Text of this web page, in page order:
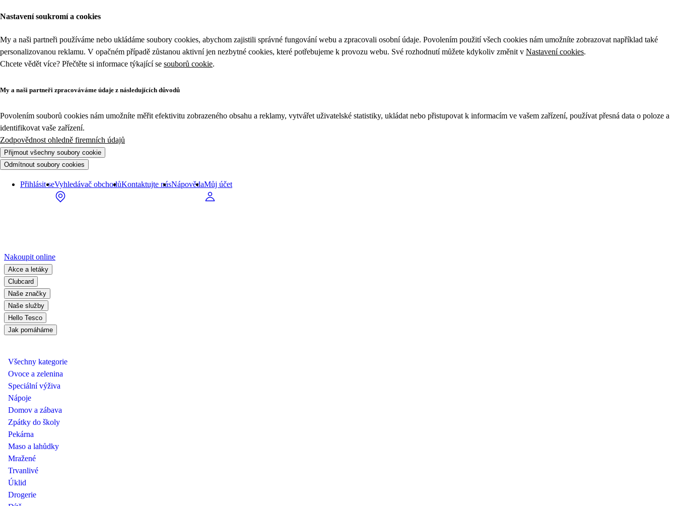
Nastavení soukromí a cookies
My a naši partneři používáme nebo ukládáme soubory cookies, abychom zajistili správné fungování webu a zpracovali osobní údaje. Povolením použití všech cookies nám umožníte zobrazovat například také
personalizovanou reklamu. V opačném případě zůstanou aktivní jen nezbytné cookies, které potřebujeme k provozu webu. Své rozhodnutí můžete kdykoliv změnit v Nastavení cookies.
Chcete vědět více? Přečtěte si informace týkající se souborů cookie.
My a naši partneři zpracováváme údaje z následujících důvodů
Povolením souborů cookies nám umožníte měřit efektivitu zobrazeného obsahu a reklamy, vytvářet uživatelské statistiky, ukládat nebo přistupovat k informacím ve vašem zařízení, používat přesná data o poloze a
identifikovat vaše zařízení.
Zodpovědnost ohledně firemních údajů
Přijmout všechny soubory cookie
Odmítnout soubory cookies
Přihlásit seVyhledávač obchodůKontaktujte násNápovědaMůj účet
Nakoupit online
Akce a letáky
Clubcard
Naše značky
Naše služby
Hello Tesco
Jak pomáháme
Všechny kategorie
Ovoce a zelenina
Speciální výživa
Nápoje
Domov a zábava
Zpátky do školy
Pekárna
Maso a lahůdky
Mražené
Trvanlivé
Úklid
Drogerie